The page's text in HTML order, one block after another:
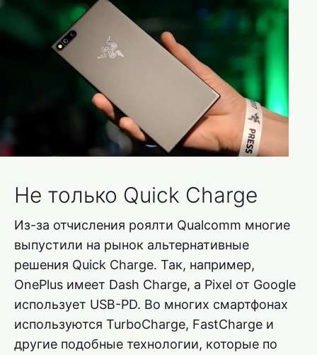
Не только Quick Charge
Из-за отчисления роялти Qualcomm многие
выпустили на рынок альтернативные
решения Quick Charge. Так, например,
OnePlus имеет Dash Charge, а Pixel от Google
использует USB-PD. Во многих смартфонах
используются TurboCharge, FastCharge и
другие подобные технологии, которые по